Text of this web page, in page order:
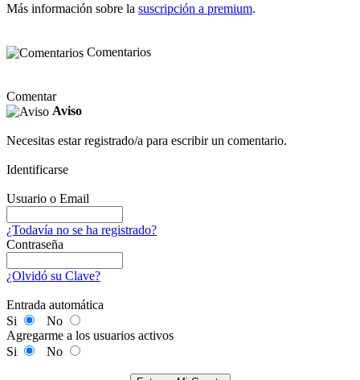
Más información sobre la suscripción a premium.
Comentarios
Comentar
Aviso
Necesitas estar registrado/a para escribir un comentario.
Identificarse
Usuario o Email
¿Todavía no se ha registrado?
Contraseña
¿Olvidó su Clave?
Entrada automática
Si
No
Agregarme a los usuarios activos
Si
No